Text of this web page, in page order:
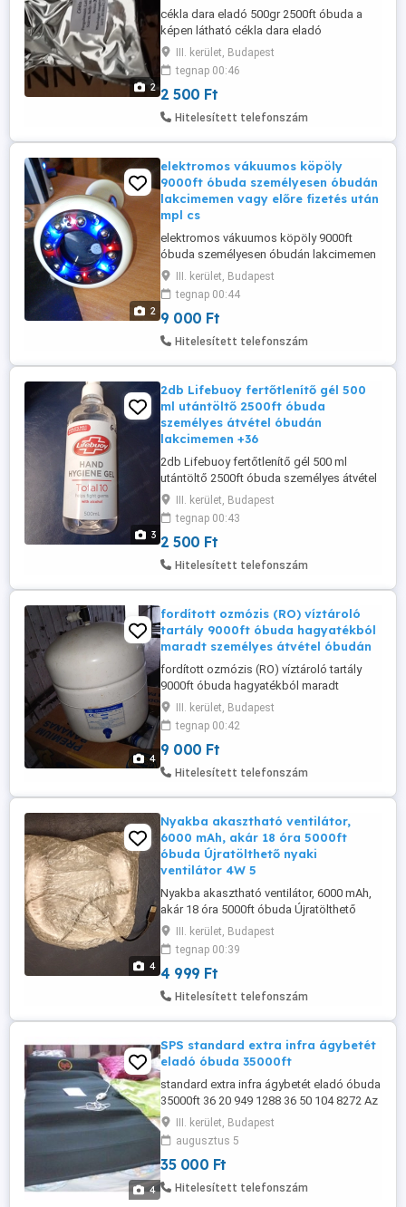
2
cékla dara eladó 500gr 2500ft óbuda a
képen látható cékla dara eladó
személyesen óbudán lakcimemen 8db
van belőle 36 50 1048272 előre fizetés
után postázom mpl csomagautomatába
ha kell +3000ft A cékladara főbb hatásai a
következők: Vérnyomáscsökkentés:
tágulását, ...
III. kerület, Budapest
tegnap 00:46
2 500 Ft
Hitelesített telefonszám
2
elektromos vákuumos köpöly
9000ft óbuda személyesen óbudán
lakcimemen vagy előre fizetés után
mpl cs
elektromos vákuumos köpöly 9000ft
óbuda személyesen óbudán lakcimemen
vagy előre fizetés után mpl
csomagautomatába +3000ft 36 50 104
8272 USB töltés - Intelligens 9
sebességes állítható masszírozó,
kényelmes otthoni elektromos
acél gyöngyöt tartalmaz, tökéletes
ajándéknak ...
III. kerület, Budapest
tegnap 00:44
9 000 Ft
Hitelesített telefonszám
3
2db Lifebuoy fertőtlenítő gél 500
ml utántöltő 2500ft óbuda
személyes átvétel óbudán
lakcimemen +36
2db Lifebuoy fertőtlenítő gél 500 ml
utántöltő 2500ft óbuda személyes átvétel
óbudán lakcimemen posta előre fizetés
után mpl csomagautomatába +3000 ft
10kgig Professzionális fertőtlenítő gél
65%-os alkoholtartalommal, amely a
baktériumok akár 99,9%-át is elpusztítja.
III. kerület, Budapest
tegnap 00:43
2 500 Ft
Hitelesített telefonszám
4
fordított ozmózis (RO) víztároló
tartály 9000ft óbuda hagyatékból
maradt személyes átvétel óbudán
fordított ozmózis (RO) víztároló tartály
9000ft óbuda hagyatékból maradt
személyes átvétel óbudán lakcimemen
posta kizárolag előre fizetés után pl mpl
csomagautomatába vagy foxpostba +
3000ft 36 50 104 8272 36 20 949 1288 PA-E
Reverse Osmosis Water Storage Tank
III. kerület, Budapest
tegnap 00:42
9 000 Ft
Hitelesített telefonszám
4
Nyakba akasztható ventilátor,
6000 mAh, akár 18 óra 5000ft
óbuda Újratölthető nyaki
ventilátor 4W 5
Nyakba akasztható ventilátor, 6000 mAh,
akár 18 óra 5000ft óbuda Újratölthető
nyaki ventilátor 4W 5V 6000mAh fehér 360
-os sokoldalú hűtés. Két ventilátorral
ellátott bal és jobb oldali kialakítás.
állítható sebességfokozat. USB töltés
(USB kábel személyesen óbudán
III. kerület, Budapest
tegnap 00:39
4 999 Ft
Hitelesített telefonszám
4
SPS standard extra infra ágybetét
eladó óbuda 35000ft
standard extra infra ágybetét eladó óbuda
35000ft 36 20 949 1288 36 50 104 8272 Az
alvás egészséges melegágya!
Infraterápiás derékalj Különböző
problémákra nyújt segítséget a fény-és
hőterápiás melegítő ágybetét - egyenesen
Németországból! Többzónás fűtési
III. kerület, Budapest
augusztus 5
35 000 Ft
Hitelesített telefonszám